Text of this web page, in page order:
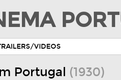
VIDEOS
Portugal (1930)